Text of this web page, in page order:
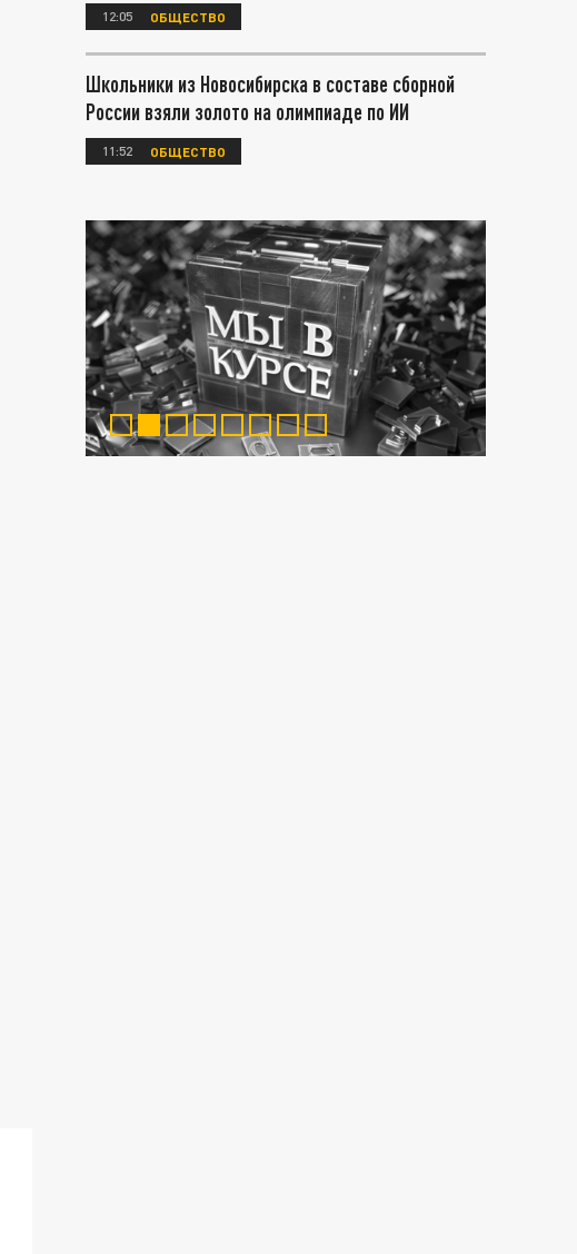
12:05 ОБЩЕСТВО
Школьники из Новосибирска в составе сборной
России взяли золото на олимпиаде по ИИ
11:52 ОБЩЕСТВО